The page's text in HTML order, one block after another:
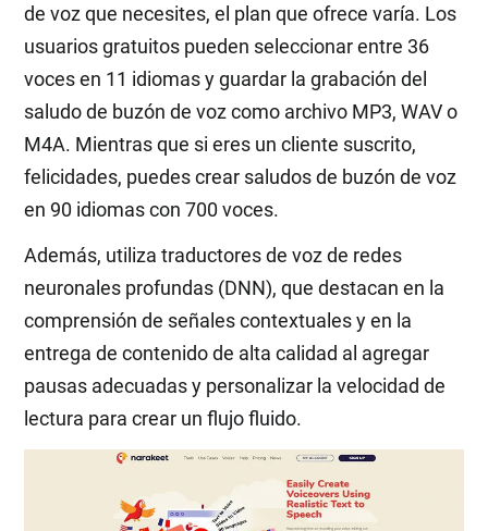
de voz que necesites, el plan que ofrece varía. Los
usuarios gratuitos pueden seleccionar entre 36
voces en 11 idiomas y guardar la grabación del
saludo de buzón de voz como archivo MP3, WAV o
M4A. Mientras que si eres un cliente suscrito,
felicidades, puedes crear saludos de buzón de voz
en 90 idiomas con 700 voces.
Además, utiliza traductores de voz de redes
neuronales profundas (DNN), que destacan en la
comprensión de señales contextuales y en la
entrega de contenido de alta calidad al agregar
pausas adecuadas y personalizar la velocidad de
lectura para crear un flujo fluido.